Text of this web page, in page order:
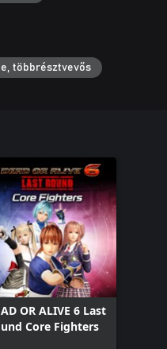
többrésztvevős
OR ALIVE 6 Last
Core Fighters